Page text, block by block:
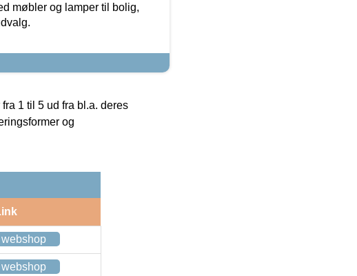
møbler og lamper til bolig,
1 til 5 ud fra bl.a. deres
og